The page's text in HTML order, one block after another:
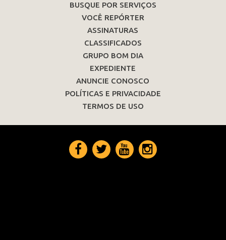
BUSQUE POR SERVIÇOS
VOCÊ REPÓRTER
ASSINATURAS
CLASSIFICADOS
GRUPO BOM DIA
EXPEDIENTE
ANUNCIE CONOSCO
POLÍTICAS E PRIVACIDADE
TERMOS DE USO